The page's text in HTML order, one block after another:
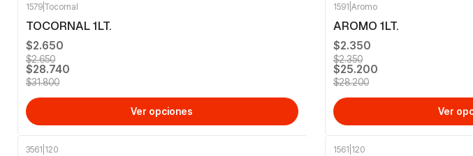
1579 Tocornal
TOCORNAL 1LT.
$2.650
$2.650
$28.740
$31.800
Ver opciones
1591 Aromo
AROMO 1LT.
$2.350
$2.350
$25.200
$28.200
Ver
3561 120 1561 120